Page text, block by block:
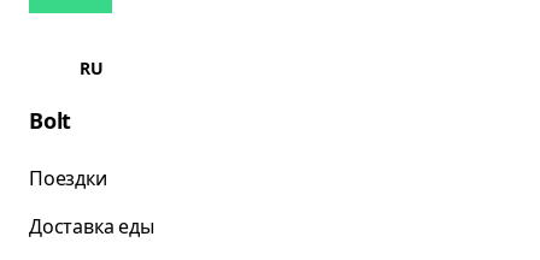
RU
Bolt
Поездки
Доставка еды